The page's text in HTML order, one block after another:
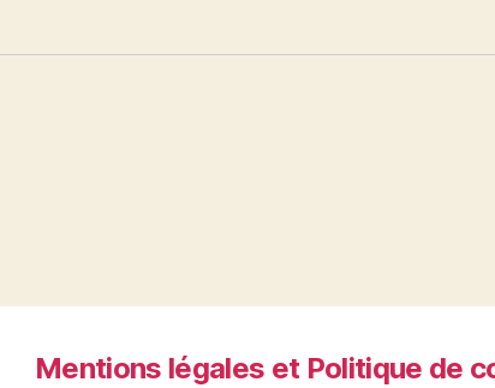
Mentions légales et Politique de